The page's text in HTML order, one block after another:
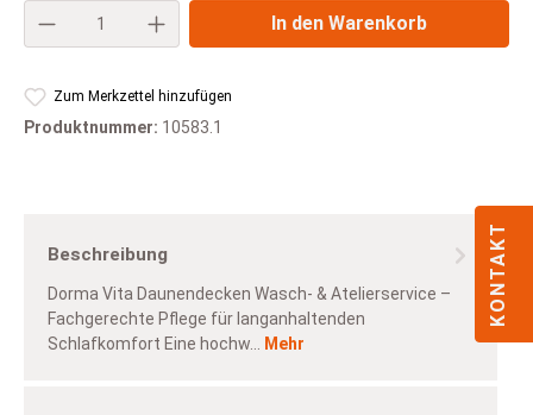
Produkt Anzahl: Gib den gewünschten
In den Warenkorb
Zum Merkzettel hinzufügen
Produktnummer: 10583.1
Beschreibung
Dorma Vita Daunendecken Wasch- & Atelierservice –
Fachgerechte Pflege für langanhaltenden
Schlafkomfort Eine hochw…
Mehr
KONTAKT